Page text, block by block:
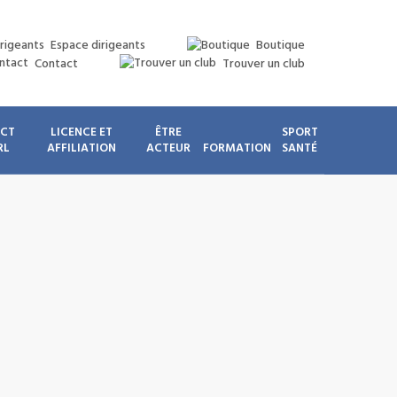
Espace dirigeants
Boutique
Contact
Trouver un club
LICENCE ET
AFFILIATION
ÊTRE
ACTEUR
FORMATION
SPORT
SANTÉ